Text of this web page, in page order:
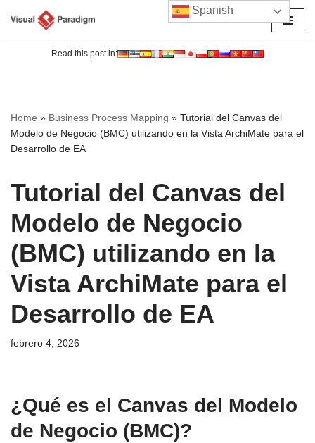
Read this post in:
Home » Business Process Mapping » Tutorial del Canvas del
Modelo de Negocio (BMC) utilizando en la Vista ArchiMate para el
Desarrollo de EA
Tutorial del Canvas del
Modelo de Negocio
(BMC) utilizando en la
Vista ArchiMate para el
Desarrollo de EA
febrero 4, 2026
¿Qué es el Canvas del Modelo
de Negocio (BMC)?
Spanish